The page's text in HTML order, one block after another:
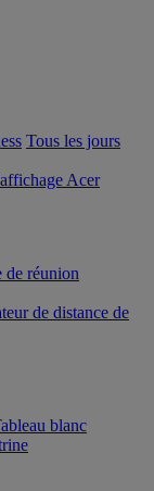
Tous les jours
Acer
de réunion
de distance de
blanc